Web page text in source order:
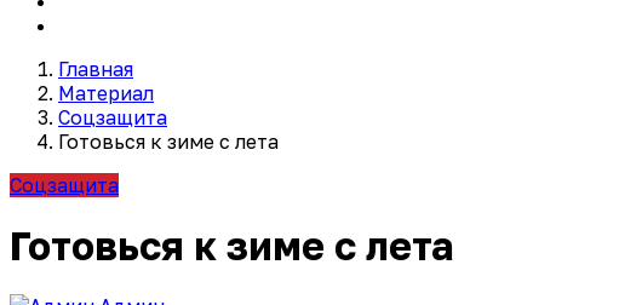
Главная
Материал
Соцзащита
Готовься к зиме с лета
Соцзащита
Готовься к зиме с лета